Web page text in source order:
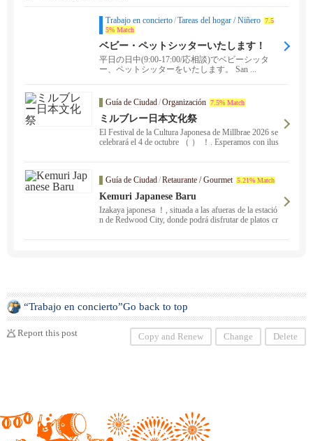
Trabajo en concierto/Tareas del hogar / Niñero 7.5
5% Match
ベビー・ペットシッターいたします！
平日の日中(9:00-17:00/応相談)でベビーシッタ
ー、ペットシッターをいたします。 San ...
Guía de Ciudad/Organización 7.5% Match
ミルブレー日本文化祭
El Festival de la Cultura Japonesa de Millbrae 2026 se
celebrará el 4 de octubre （ ） ！. Esperamos con ilus
Guía de Ciudad/Retaurante / Gourmet 5.21% Match
Kemuri Japanese Baru
Izakaya japonesa ！, situada a las afueras de la estació
n de Redwood City, donde podrá disfrutar de platos cr
“Trabajo en concierto”Go back to top
Report this post Copy and Renew Change Delete